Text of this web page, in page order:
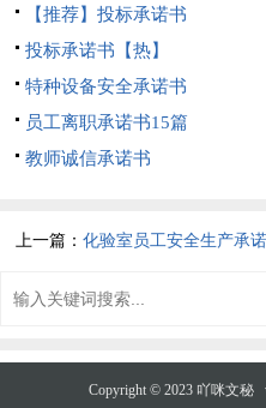
【推荐】投标承诺书
投标承诺书【热】
特种设备安全承诺书
员工离职承诺书15篇
教师诚信承诺书
上一篇：化验室员工安全生产承诺
Copyright © 2023 吖咪文秘